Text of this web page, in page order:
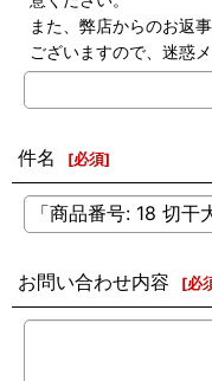
また、弊店からのお返
ございますので、迷惑
件名 [必須]
お問い合わせ内容 [必